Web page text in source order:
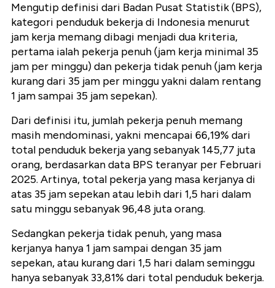
Mengutip definisi dari Badan Pusat Statistik (BPS),
kategori penduduk bekerja di Indonesia menurut
jam kerja memang dibagi menjadi dua kriteria,
pertama ialah pekerja penuh (jam kerja minimal 35
jam per minggu) dan pekerja tidak penuh (jam kerja
kurang dari 35 jam per minggu yakni dalam rentang
1 jam sampai 35 jam sepekan).
Dari definisi itu, jumlah pekerja penuh memang
masih mendominasi, yakni mencapai 66,19% dari
total penduduk bekerja yang sebanyak 145,77 juta
orang, berdasarkan data BPS teranyar per Februari
2025. Artinya, total pekerja yang masa kerjanya di
atas 35 jam sepekan atau lebih dari 1,5 hari dalam
satu minggu sebanyak 96,48 juta orang.
Sedangkan pekerja tidak penuh, yang masa
kerjanya hanya 1 jam sampai dengan 35 jam
sepekan, atau kurang dari 1,5 hari dalam seminggu
hanya sebanyak 33,81% dari total penduduk bekerja.